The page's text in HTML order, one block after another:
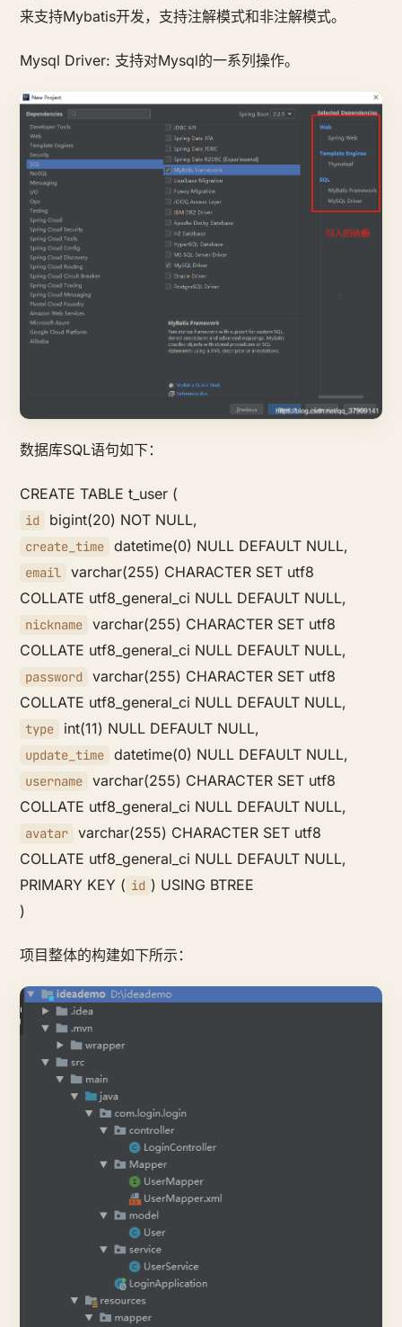
来支持Mybatis开发，支持注解模式和非注解模式。
Mysql Driver: 支持对Mysql的一系列操作。
数据库SQL语句如下：
CREATE TABLE t_user (
id bigint(20) NOT NULL,
create_time datetime(0) NULL DEFAULT NULL,
email
varchar(255) CHARACTER SET utf8
COLLATE utf8_general_ci NULL DEFAULT NULL,
nickname
varchar(255) CHARACTER SET utf8
COLLATE utf8_general_ci NULL DEFAULT NULL,
password
varchar(255) CHARACTER SET utf8
COLLATE utf8_general_ci NULL DEFAULT NULL,
type int(11) NULL DEFAULT NULL,
update_time datetime(0) NULL DEFAULT NULL,
username
varchar(255) CHARACTER SET utf8
COLLATE utf8_general_ci NULL DEFAULT NULL,
avatar
varchar(255) CHARACTER SET utf8
COLLATE utf8_general_ci NULL DEFAULT NULL,
PRIMARY KEY ( id ) USING BTREE
)
项目整体的构建如下所示：